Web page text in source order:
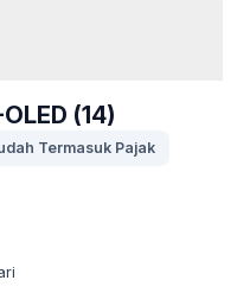
(14)
Termasuk Pajak